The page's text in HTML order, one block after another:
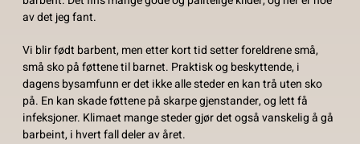
av det jeg fant.
Vi blir født barbent, men etter kort tid setter foreldrene små,
små sko på føttene til barnet. Praktisk og beskyttende, i
dagens bysamfunn er det ikke alle steder en kan trå uten sko
på. En kan skade føttene på skarpe gjenstander, og lett få
infeksjoner. Klimaet mange steder gjør det også vanskelig å gå
barbeint, i hvert fall deler av året.